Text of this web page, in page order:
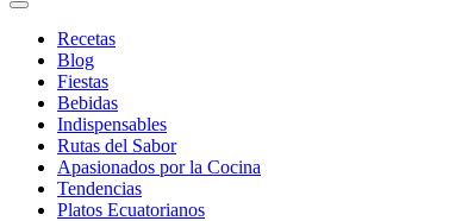
Recetas
Blog
Fiestas
Bebidas
Indispensables
Rutas del Sabor
Apasionados por la Cocina
Tendencias
Platos Ecuatorianos